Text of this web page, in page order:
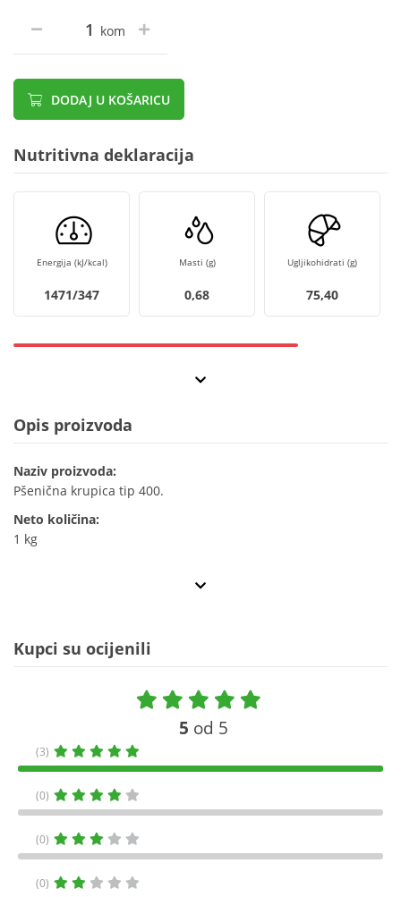
kom
DODAJ U KOŠARICU
Nutritivna deklaracija
Energija (kJ/kcal)
1471/347
Masti (g)
0,68
Ugljikohidrati (g)
75,40
Opis proizvoda
Naziv proizvoda:
Pšenična krupica tip 400.
Neto količina:
1 kg
Kupci su ocijenili
5 od 5
(3)
(0)
(0)
(0)